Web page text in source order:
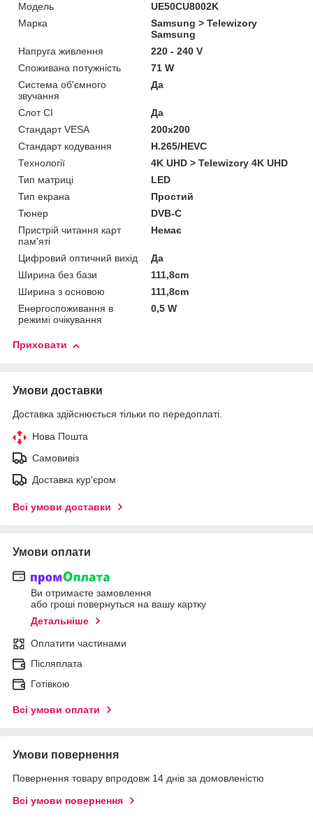
Мoдель
UE50CU8002K
Марка
Samsung > Telewizory
Samsung
Напруга живлення
220 - 240 V
Споживана потужність
71 W
Система об'ємного
звучання
Да
Слот CI
Да
Стандарт VESA
200x200
Стандарт кодування
H.265/HEVC
Технології
4K UHD > Telewizory 4K UHD
Тип матриці
LED
Тип екрана
Простий
Тюнер
DVB-C
Пристрій читання карт
пам'яті
Немає
Цифровий оптичний вихід
Да
Ширина без бази
111,8cm
Ширина з основою
111,8cm
Енергоспоживання в
режимі очікування
0,5 W
Приховати
Умови доставки
Доставка здійснюється тільки по передоплаті.
Нова Пошта
Самовивіз
Доставка кур'єром
Всі умови доставки
Умови оплати
Ви отримаєте замовлення
або гроші повернуться на вашу картку
Детальніше
Оплатити частинами
Післяплата
Готівкою
Всі умови оплати
Умови повернення
Повернення товару впродовж 14 днів за домовленістю
Всі умови повернення